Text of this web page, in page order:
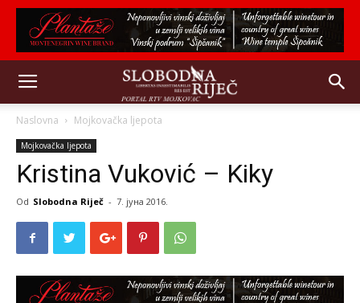
Naslovna Mojkovačka ljepota
Mojkovačka ljepota
Kristina Vuković – Kiky
Od Slobodna Riječ - 7. јуна 2016.